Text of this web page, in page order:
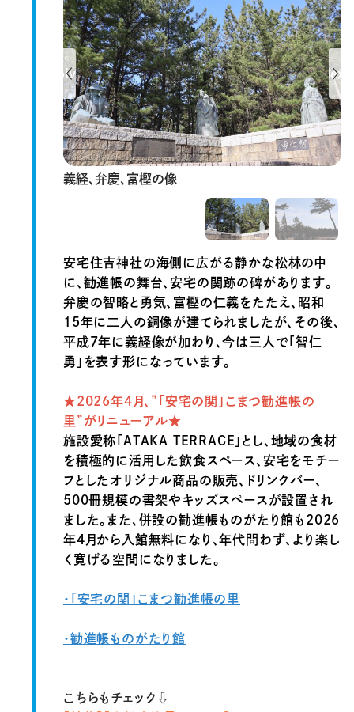
安宅住吉神社の海側に広がる静かな松林の中
に、勧進帳の舞台、安宅の関跡の碑があります。
弁慶の智略と勇気、富樫の仁義をたたえ、昭和
15年に二人の銅像が建てられましたが、その後、
平成7年に義経像が加わり、今は三人で「智仁
勇」を表す形になっています。
★2026年4月、”「安宅の関」こまつ勧進帳の
里”がリニューアル★
施設愛称「ATAKA TERRACE」とし、地域の食材
を積極的に活用した飲食スペース、安宅をモチー
フとしたオリジナル商品の販売、ドリンクバー、
500冊規模の書架やキッズスペースが設置され
ました。また、併設の勧進帳ものがたり館も2026
年4月から入館無料になり、年代問わず、より楽し
く寛げる空間になりました。
・「安宅の関」こまつ勧進帳の里
・勧進帳ものがたり館
こちらもチェック⇩
Previous
義経、弁慶、富樫の像
Next